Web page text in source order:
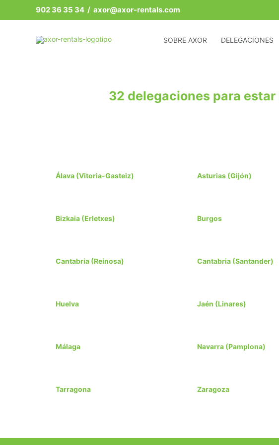
902 36 35 34 / axor@axor-rentals.com
SOBRE AXOR
DELEGACIONES
32 delegaciones para estar
Álava (Vitoria-Gasteiz) Asturias (Gijón)
Bizkaia (Erletxes) Burgos
Cantabria (Reinosa) Cantabria (Santander)
Huelva Jaén (Linares)
Málaga Navarra (Pamplona)
Tarragona Zaragoza